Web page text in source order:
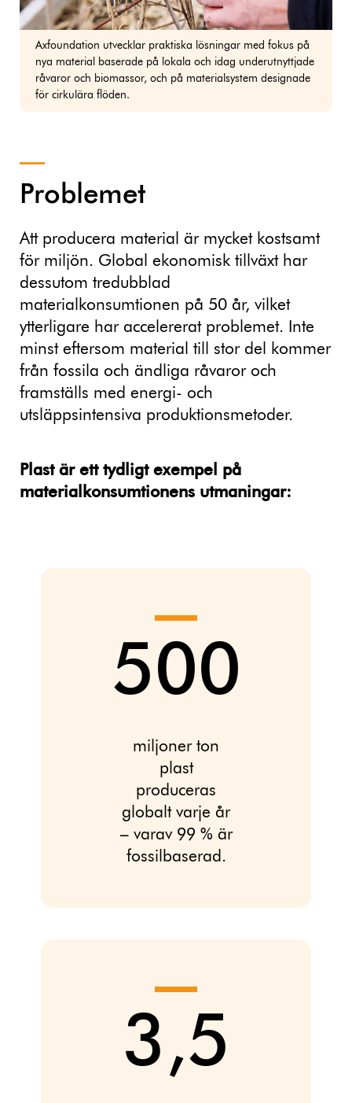
Axfoundation utvecklar praktiska lösningar med fokus på
nya material baserade på lokala och idag underutnyttjade
råvaror och biomassor, och på materialsystem designade
för cirkulära flöden.
Problemet
Att producera material är mycket kostsamt
för miljön. Global ekonomisk tillväxt har
dessutom tredubblad
materialkonsumtionen på 50 år, vilket
ytterligare har accelererat problemet. Inte
minst eftersom material till stor del kommer
från fossila och ändliga råvaror och
framställs med energi- och
utsläppsintensiva produktionsmetoder.
Plast är ett tydligt exempel på
materialkonsumtionens utmaningar:
500
miljoner ton
plast
produceras
globalt varje år
– varav 99 % är
fossilbaserad.
3,5